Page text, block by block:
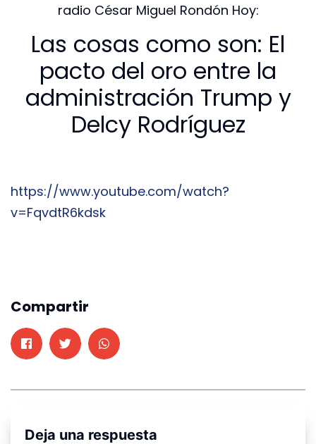
radio César Miguel Rondón Hoy:
Las cosas como son: El
pacto del oro entre la
administración Trump y
Delcy Rodríguez
https://www.youtube.com/watch?
v=FqvdtR6kdsk
Compartir
Deja una respuesta